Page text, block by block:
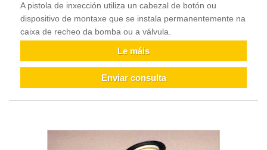
A pistola de inxección utiliza un cabezal de botón ou
dispositivo de montaxe que se instala permanentemente na
caixa de recheo da bomba ou a válvula.
Le máis
Enviar consulta